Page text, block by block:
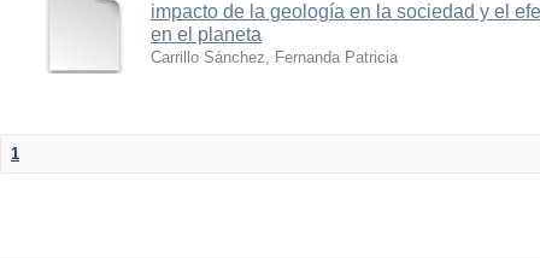
impacto de la geología en la sociedad y el
en el planeta
Carrillo Sánchez, Fernanda Patricia
1